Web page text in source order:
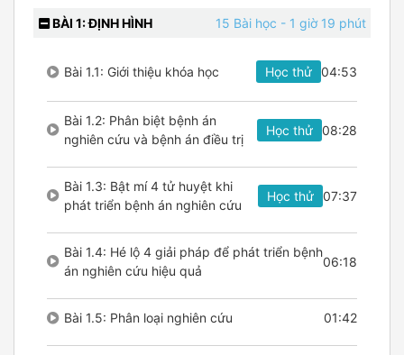
BÀI 1: ĐỊNH HÌNH 15 Bài học - 1 giờ 19 phút
Bài 1.1: Giới thiệu khóa học Học thử 04:53
Bài 1.2: Phân biệt bệnh án
nghiên cứu và bệnh án điều trị
Học thử 08:28
Bài 1.3: Bật mí 4 tử huyệt khi
phát triển bệnh án nghiên cứu
Học thử 07:37
Bài 1.4: Hé lộ 4 giải pháp để phát triển bệnh
án nghiên cứu hiệu quả
06:18
Bài 1.5: Phân loại nghiên cứu 01:42